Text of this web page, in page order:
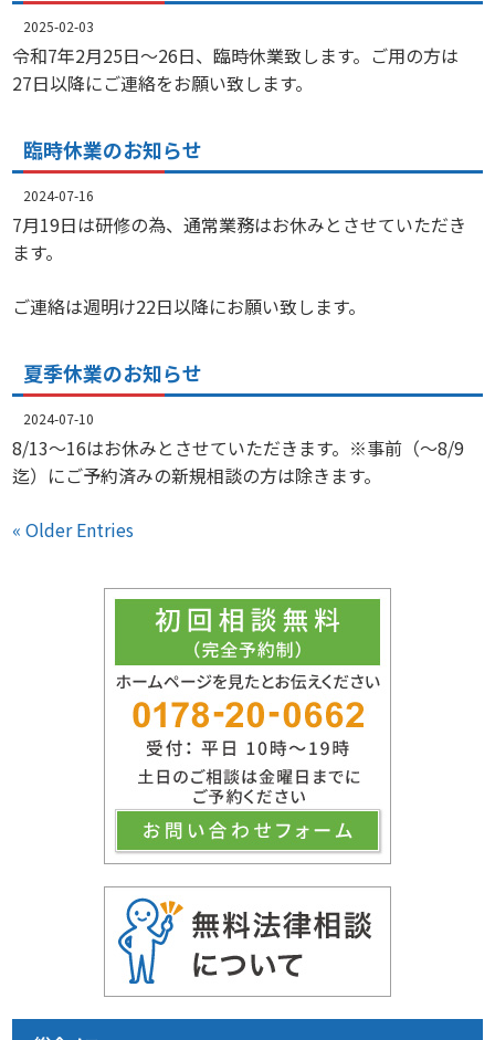
2025-02-03
令和7年2月25日～26日、臨時休業致します。ご用の方は
27日以降にご連絡をお願い致します。
臨時休業のお知らせ
2024-07-16
7月19日は研修の為、通常業務はお休みとさせていただき
ます。
ご連絡は週明け22日以降にお願い致します。
夏季休業のお知らせ
2024-07-10
8/13～16はお休みとさせていただきます。※事前（～8/9
迄）にご予約済みの新規相談の方は除きます。
« Older Entries